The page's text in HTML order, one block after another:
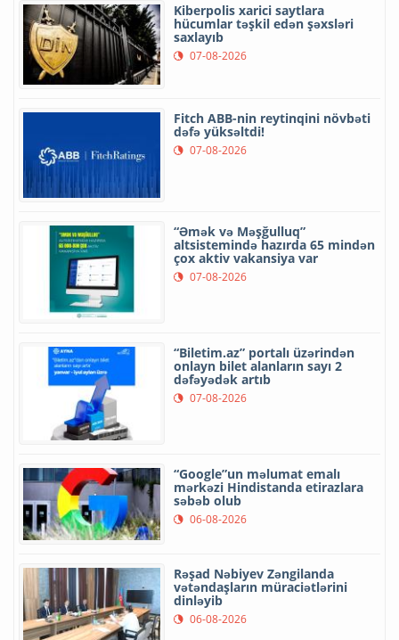
Kiberpolis xarici saytlara
hücumlar təşkil edən şəxsləri
saxlayıb
07-08-2026
Fitch ABB-nin reytinqini növbəti
dəfə yüksəltdi!
07-08-2026
“Əmək və Məşğulluq”
altsistemində hazırda 65 mindən
çox aktiv vakansiya var
07-08-2026
“Biletim.az” portalı üzərindən
onlayn bilet alanların sayı 2
dəfəyədək artıb
07-08-2026
“Google”un məlumat emalı
mərkəzi Hindistanda etirazlara
səbəb olub
06-08-2026
Rəşad Nəbiyev Zəngilanda
vətəndaşların müraciətlərini
dinləyib
06-08-2026